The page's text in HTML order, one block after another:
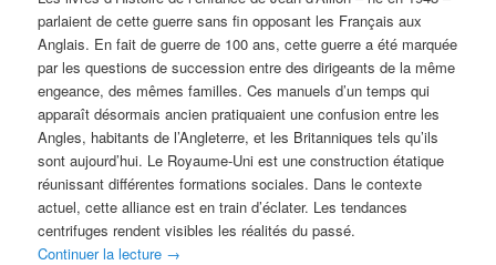
parlaient de cette guerre sans fin opposant les Français aux
Anglais. En fait de guerre de 100 ans, cette guerre a été marquée
par les questions de succession entre des dirigeants de la même
engeance, des mêmes familles. Ces manuels d’un temps qui
apparaît désormais ancien pratiquaient une confusion entre les
Angles, habitants de l’Angleterre, et les Britanniques tels qu’ils
sont aujourd’hui. Le Royaume-Uni est une construction étatique
réunissant différentes formations sociales. Dans le contexte
actuel, cette alliance est en train d’éclater. Les tendances
centrifuges rendent visibles les réalités du passé.
Continuer la lecture →